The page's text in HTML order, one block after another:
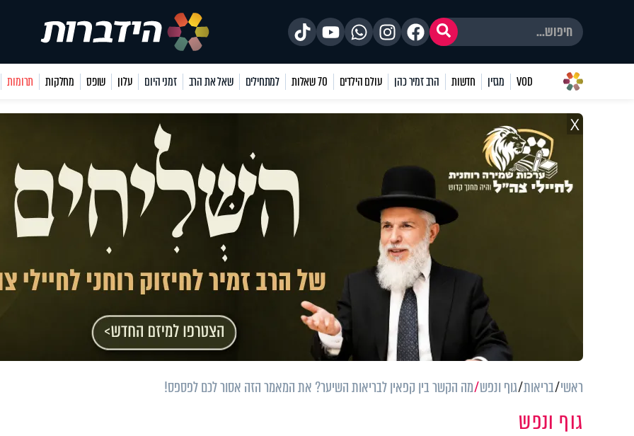
VOD מגזין חדשות הרב זמיר כהן עולם הילדים 70 שאלות למתחילים שאל את הרב זמני היום עלון שופס מחלקות תרומות
X
ראשי בריאות גוף ונפש מה הקשר בין קפאין לבריאות השיער? את המאמר הזה אסור לכם לפספס!
גוף ונפש